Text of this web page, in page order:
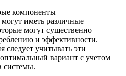
компоненты
иметь различные
могут существенно
и эффективности.
следует учитывать эти
вариант с учетом
системы.